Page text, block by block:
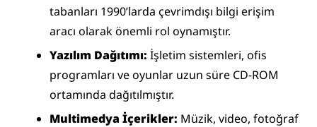
tabanları 1990’larda çevrimdışı bilgi erişim
aracı olarak önemli rol oynamıştır.
Yazılım Dağıtımı: İşletim sistemleri, ofis
programları ve oyunlar uzun süre CD-ROM
ortamında dağıtılmıştır.
Multimedya İçerikler: Müzik, video, fotoğraf